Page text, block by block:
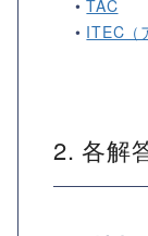
•TAC
• ITEC（
2. 各解